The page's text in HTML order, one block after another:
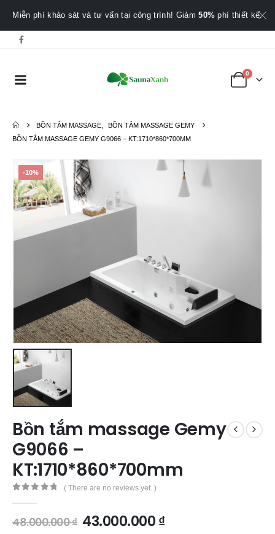
Miễn phí khảo sát và tư vấn tại công trình! Giảm50% phí thiết kế.
0
BỒN TẮM MASSAGE
BỒN TẮM MASSAGE GEMY
BỒN TẮM MASSAGE GEMY G9066 – KT:1710*860*700MM
-10%
Bồn tắm massage Gemy
G9066 –
KT:1710*860*700mm
( There are no reviews yet. )
48.000.000₫ 43.000.000₫